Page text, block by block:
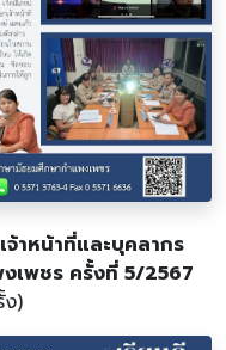
าหน้าที่และบุคลากร
เพชร ครั้งที่ 5/2567
ง)